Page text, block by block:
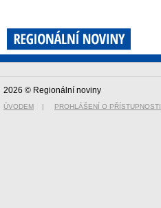
2026 © Regionální noviny
ÚVODEM | PROHLÁŠENÍ O PŘÍSTUPNOSTI